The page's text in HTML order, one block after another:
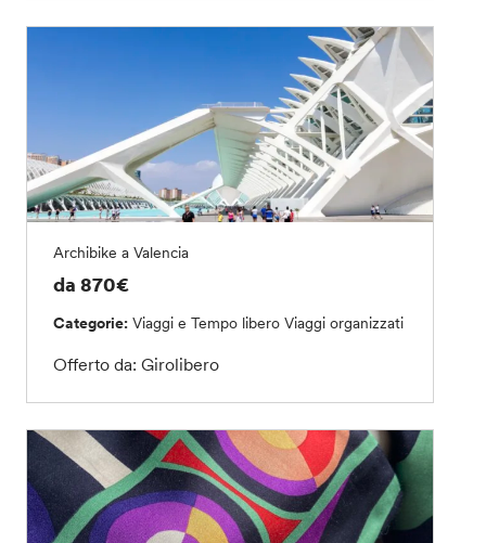
Archibike a Valencia
da 870€
Categorie: Viaggi e Tempo liberoViaggi organizzati
Offerto da: Girolibero